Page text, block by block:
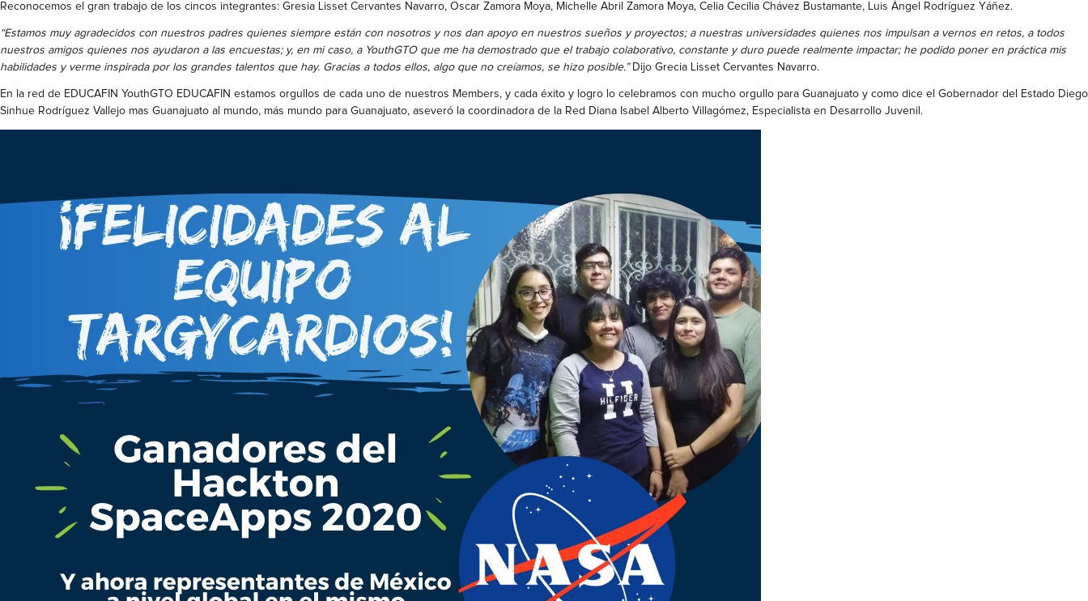
Reconocemos el gran trabajo de los cincos integrantes: Gresia Lisset Cervantes Navarro, Oscar Zamora Moya, Michelle Abril Zamora Moya, Celia Cecilia Chávez Bustamante, Luis Ángel Rodríguez Yáñez.
“Estamos muy agradecidos con nuestros padres quienes siempre están con nosotros y nos dan apoyo en nuestros sueños y proyectos; a nuestras universidades quienes nos impulsan a vernos en retos, a todos
nuestros amigos quienes nos ayudaron a las encuestas; y, en mi caso, a YouthGTO que me ha demostrado que el trabajo colaborativo, constante y duro puede realmente impactar; he podido poner en práctica mis
habilidades y verme inspirada por los grandes talentos que hay. Gracias a todos ellos, algo que no creíamos, se hizo posible.”Dijo Grecia Lisset Cervantes Navarro.
En la red de EDUCAFIN YouthGTO EDUCAFIN estamos orgullos de cada uno de nuestros Members, y cada éxito y logro lo celebramos con mucho orgullo para Guanajuato y como dice el Gobernador del Estado Diego
Sinhue Rodríguez Vallejo mas Guanajuato al mundo, más mundo para Guanajuato, aseveró la coordinadora de la Red Diana Isabel Alberto Villagómez, Especialista en Desarrollo Juvenil.